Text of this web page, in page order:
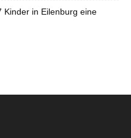
Kinder in Eilenburg eine